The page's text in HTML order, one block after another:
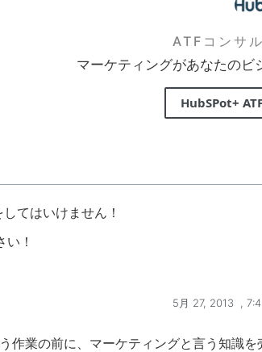
ATFコンサ
マーケティングがあなたのビ
HubSPot+
てはいけません！
！
5月 27, 2013
作業の前に、マーケティングと言う知識